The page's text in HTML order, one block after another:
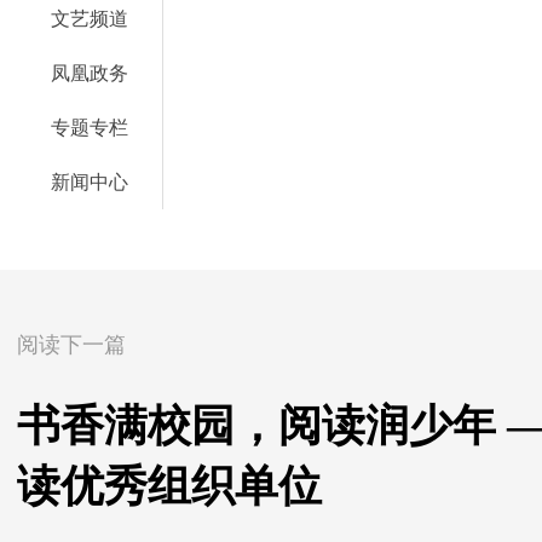
文艺频道
凤凰政务
专题专栏
新闻中心
阅读下一篇
书香满校园，阅读润少年
读优秀组织单位